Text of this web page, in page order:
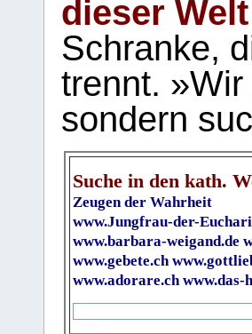
dieser
Schranke,
trennt.
sondern
Suche in den kath.
Zeugen der Wahrheit
www.Jungfrau-der-
www.barbara-weigand.de
www.gebete.ch
www.adorare.ch www.das-